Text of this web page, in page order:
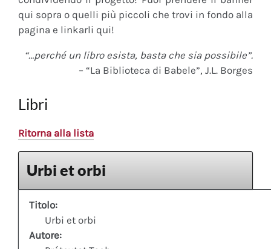
qui sopra o quelli più piccoli che trovi in fondo alla
pagina e linkarli qui!
“…perché un libro esista, basta che sia possibile”.
– “La Biblioteca di Babele”, J.L. Borges
Libri
Ritorna alla lista
Urbi et orbi
Titolo:
Urbi et orbi
Autore: